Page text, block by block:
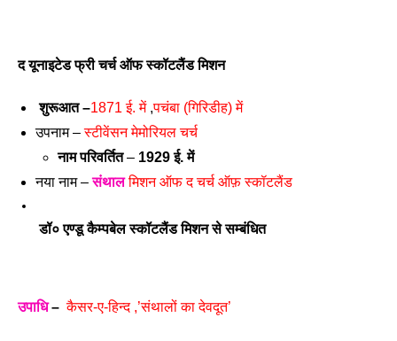
द यूनाइटेड फ्री चर्च ऑफ स्कॉटलैंड मिशन
शुरूआत –1871 ई. में ,पचंबा (गिरिडीह) में
उपनाम – स्टीवेंसन मेमोरियल चर्च
नाम परिवर्तित – 1929 ई. में
नया नाम – संथाल मिशन ऑफ द चर्च ऑफ़ स्कॉटलैंड
डॉ० एण्डू कैम्पबेल स्कॉटलैंड मिशन से सम्बंधित
उपाधि – कैसर-ए-हिन्द ,’संथालों का देवदूत’